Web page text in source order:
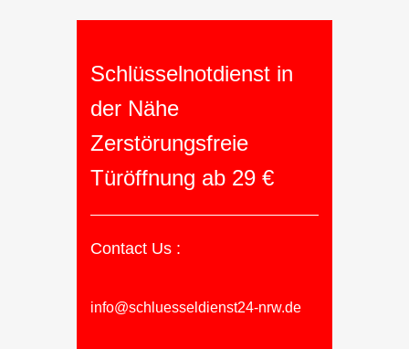
Schlüsselnotdienst in
der Nähe
Zerstörungsfreie
Türöffnung ab 29 €
Contact Us :
info@schluesseldienst24-nrw.de